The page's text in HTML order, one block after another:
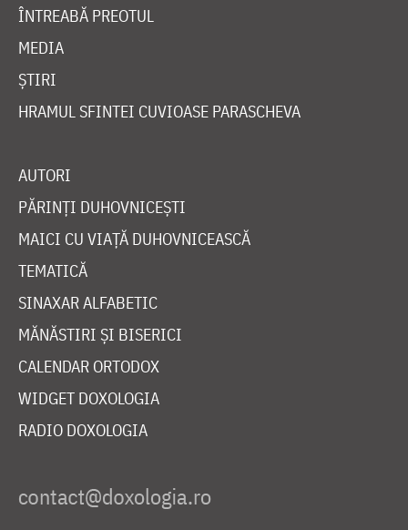
ÎNTREABĂ PREOTUL
MEDIA
ȘTIRI
HRAMUL SFINTEI CUVIOASE PARASCHEVA
AUTORI
PĂRINȚI DUHOVNICEȘTI
MAICI CU VIAȚĂ DUHOVNICEASCĂ
TEMATICĂ
SINAXAR ALFABETIC
MĂNĂSTIRI ȘI BISERICI
CALENDAR ORTODOX
WIDGET DOXOLOGIA
RADIO DOXOLOGIA